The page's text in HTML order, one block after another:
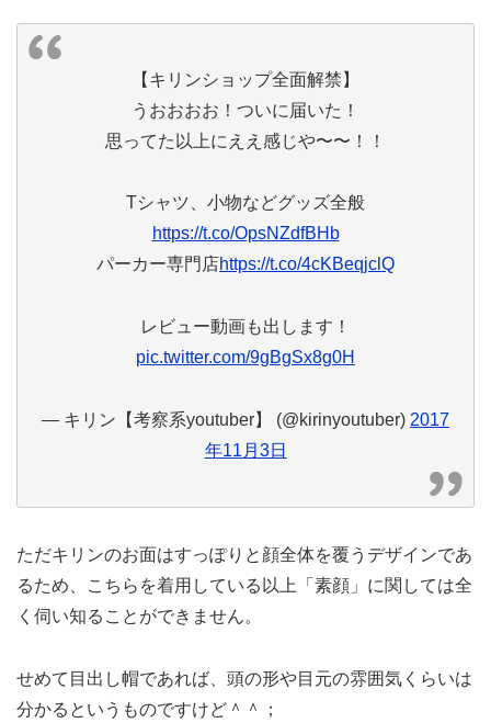
【キリンショップ全面解禁】
うおおおお！ついに届いた！
思ってた以上にええ感じや〜〜！！
Tシャツ、小物などグッズ全般
https://t.co/OpsNZdfBHb
パーカー専門店https://t.co/4cKBeqjclQ
レビュー動画も出します！
pic.twitter.com/9gBgSx8g0H
— キリン【考察系youtuber】 (@kirinyoutuber) 2017
年11月3日
ただキリンのお面はすっぽりと顔全体を覆うデザインであ
るため、こちらを着用している以上「素顔」に関しては全
く伺い知ることができません。
せめて目出し帽であれば、頭の形や目元の雰囲気くらいは
分かるというものですけど＾＾；